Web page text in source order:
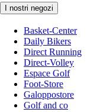
I nostri negozi
Basket-Center
Daily Bikers
Direct Running
Direct-Volley
Espace Golf
Foot-Store
Galoppostore
Golf and co